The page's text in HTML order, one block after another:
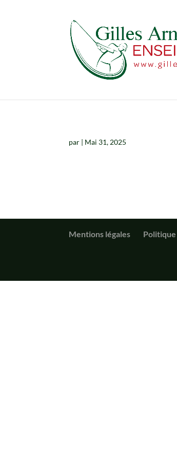
par | Mai 31, 2025
Mentions légales